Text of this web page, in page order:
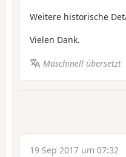
Weitere historische
Vielen Dank.
Maschinell übersetzt
19 Sep 2017 um 07:32